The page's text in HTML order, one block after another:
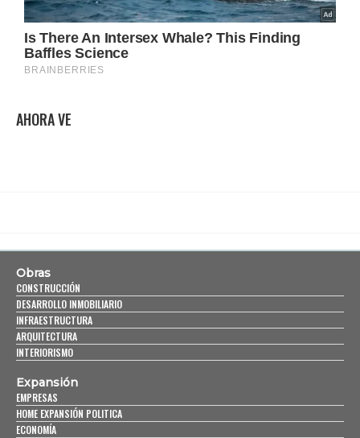
AHORA VE
Obras
CONSTRUCCIÓN
DESARROLLO INMOBILIARIO
INFRAESTRUCTURA
ARQUITECTURA
INTERIORISMO
Expansión
EMPRESAS
HOME EXPANSIÓN POLITICA
ECONOMÍA